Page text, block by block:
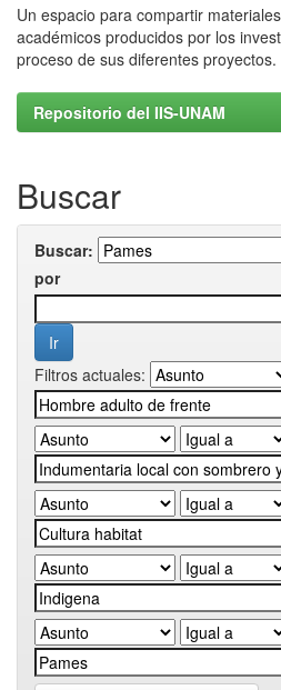
Un espacio para compartir
académicos producidos por los
proceso de sus diferentes proyectos.
Repositorio del IIS-UNAM
Buscar
Buscar:
por
Filtros actuales: